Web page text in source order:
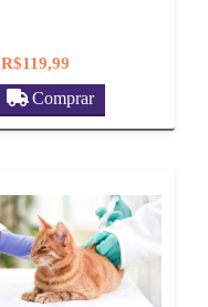
R$119,99
Comprar